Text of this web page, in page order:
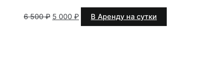
6 500₽ Первоначальная
5 000 ₽Текущая
цена:
В Аренду на сутки